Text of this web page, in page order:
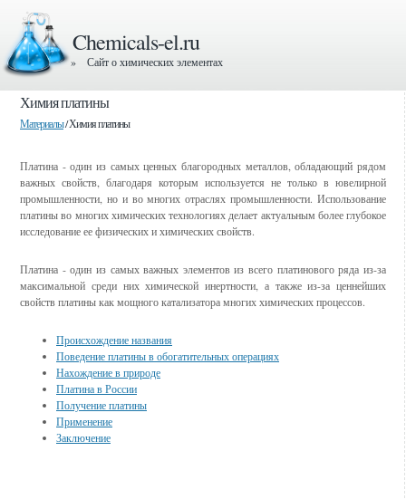
Chemicals-el.ru
» Сайт о химических элементах
Химия платины
Материалы/ Химия платины
Платина - один из самых ценных благородных металлов, обладающий рядом
важных свойств, благодаря которым используется не только в ювелирной
промышленности, но и во многих отраслях промышленности. Использование
платины во многих химических технологиях делает актуальным более глубокое
исследование ее физических и химических свойств.
Платина - один из самых важных элементов из всего платинового ряда из-за
максимальной среди них химической инертности, а также из-за ценнейших
свойств платины как мощного катализатора многих химических процессов.
Происхождение названия
Поведение платины в обогатительных операциях
Нахождение в природе
Платина в России
Получение платины
Применение
Заключение